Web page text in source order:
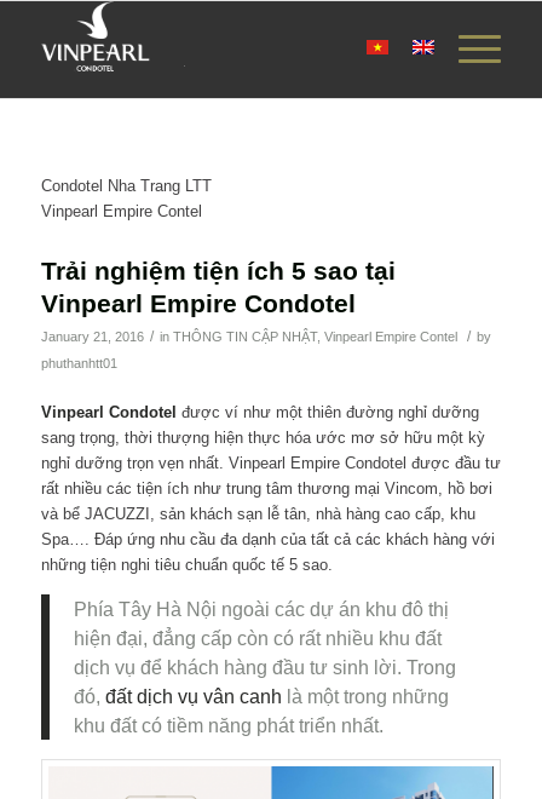
Condotel Nha Trang LTT
Vinpearl Empire Contel
Trải nghiệm tiện ích 5 sao tại
Vinpearl Empire Condotel
January 21, 2016 / in THÔNG TIN CẬP NHẬT, Vinpearl Empire Contel / by
phuthanhtt01
Vinpearl Condotel được ví như một thiên đường nghỉ dưỡng
sang trọng, thời thượng hiện thực hóa ước mơ sở hữu một kỳ
nghỉ dưỡng trọn vẹn nhất. Vinpearl Empire Condotel được đầu tư
rất nhiều các tiện ích như trung tâm thương mại Vincom, hồ bơi
và bể JACUZZI, sản khách sạn lễ tân, nhà hàng cao cấp, khu
Spa…. Đáp ứng nhu cầu đa dạnh của tất cả các khách hàng với
những tiện nghi tiêu chuẩn quốc tế 5 sao.
Phía Tây Hà Nội ngoài các dự án khu đô thị
hiện đại, đẳng cấp còn có rất nhiều khu đất
dịch vụ để khách hàng đầu tư sinh lời. Trong
đó, đất dịch vụ vân canh là một trong những
khu đất có tiềm năng phát triển nhất.